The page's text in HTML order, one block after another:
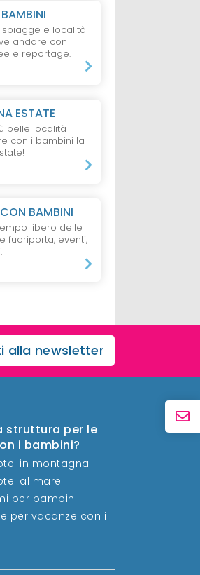
BAMBINI
spiagge e località
andare con i
e reportage.
ESTATE
belle località
con i bambini la
BAMBINI
libero delle
fuoriporta, eventi,
alla newsletter
struttura per le
i bambini?
in montagna
al mare
per bambini
per vacanze con i